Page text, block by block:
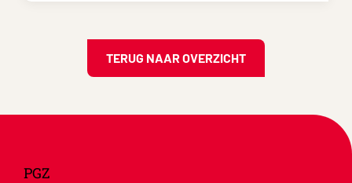
TERUG NAAR OVERZICHT
PGZ